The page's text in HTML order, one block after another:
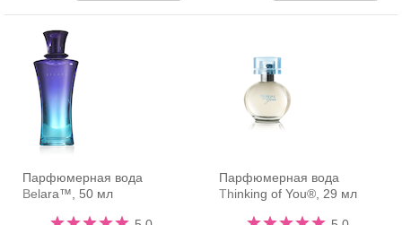
Парфюмерная вода
Belara™, 50 мл
Парфюмерная вода
Thinking of You®, 29 мл